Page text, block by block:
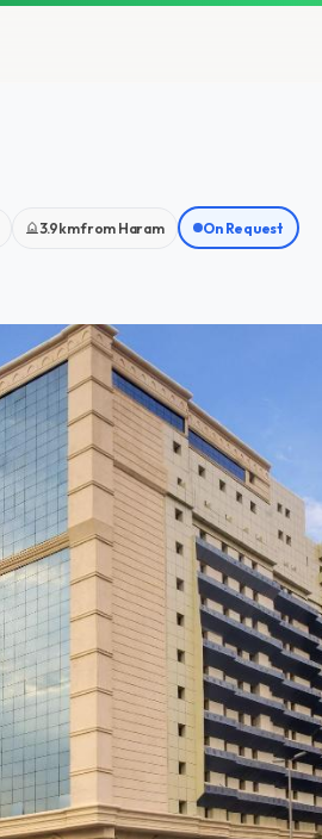
3.9km from Haram On Request